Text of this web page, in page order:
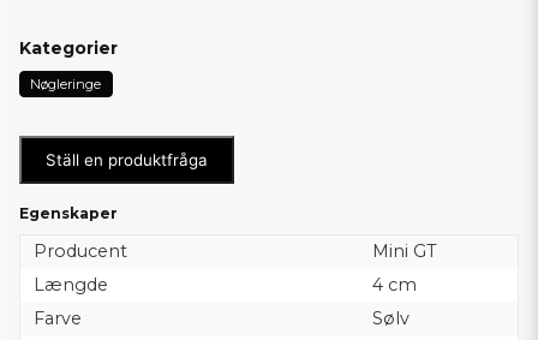
Kategorier
Nøgleringe
Ställ en produktfråga
Egenskaper
Producent
Mini GT
Længde
4 cm
Farve
Sølv